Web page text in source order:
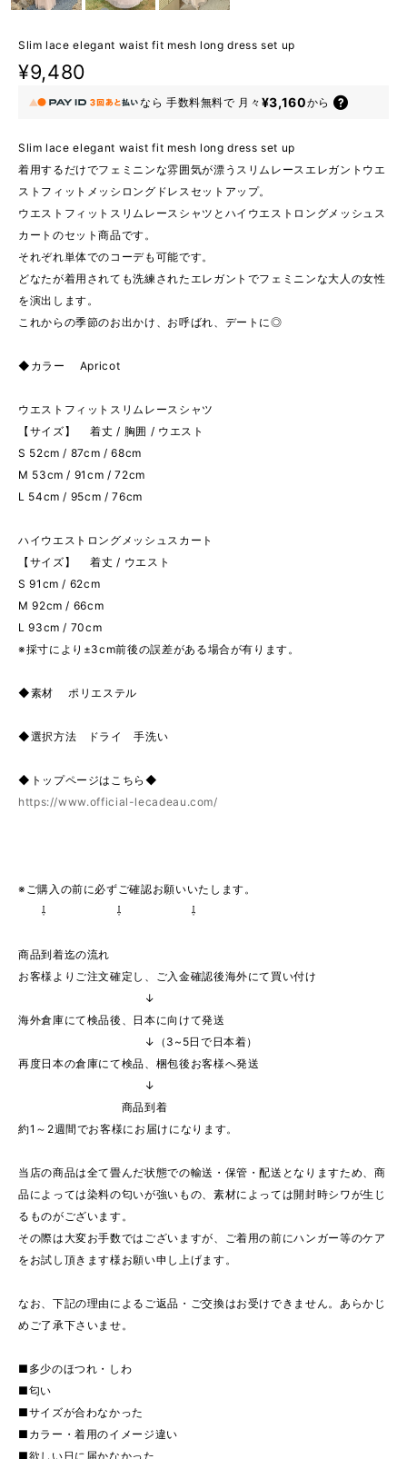
Slim lace elegant waist fit mesh long dress set up
¥9,480
なら 手数料無料で 月々 ¥3,160から
Slim lace elegant waist fit mesh long dress set up
着用するだけでフェミニンな雰囲気が漂うスリムレースエレガントウエ
ストフィットメッシロングドレスセットアップ。
ウエストフィットスリムレースシャツとハイウエストロングメッシュス
カートのセット商品です。
それぞれ単体でのコーデも可能です。
どなたが着用されても洗練されたエレガントでフェミニンな大人の女性
を演出します。
これからの季節のお出かけ、お呼ばれ、デートに◎
◆カラー Apricot
ウエストフィットスリムレースシャツ
【サイズ】 着丈 / 胸囲 / ウエスト
S 52cm / 87cm / 68cm
M 53cm / 91cm / 72cm
L 54cm / 95cm / 76cm
ハイウエストロングメッシュスカート
【サイズ】 着丈 / ウエスト
S 91cm / 62cm
M 92cm / 66cm
L 93cm / 70cm
※採寸により±3cm前後の誤差がある場合が有ります。
◆素材 ポリエステル
◆選択方法 ドライ 手洗い
◆トップページはこちら◆
https://www.official-lecadeau.com/
※ご購入の前に必ずご確認お願いいたします。
⇩ ⇩ ⇩
商品到着迄の流れ
お客様よりご注文確定し、ご入金確認後海外にて買い付け
↓
海外倉庫にて検品後、日本に向けて発送
↓（3~5日で日本着）
再度日本の倉庫にて検品、梱包後お客様へ発送
↓
商品到着
約1～2週間でお客様にお届けになります。
当店の商品は全て畳んだ状態での輸送・保管・配送となりますため、商
品によっては染料の匂いが強いもの、素材によっては開封時シワが生じ
るものがございます。
その際は大変お手数ではございますが、ご着用の前にハンガー等のケア
をお試し頂きます様お願い申し上げます。
なお、下記の理由によるご返品・ご交換はお受けできません。あらかじ
めご了承下さいませ。
■多少のほつれ・しわ
■匂い
■サイズが合わなかった
■カラー・着用のイメージ違い
■欲しい日に届かなかった